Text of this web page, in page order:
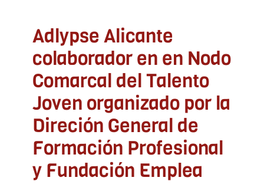
Adlypse Alicante
colaborador en en Nodo
Comarcal del Talento
Joven organizado por la
Direción General de
Formación Profesional
y Fundación Emplea